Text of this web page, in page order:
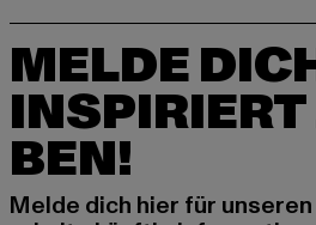
MELDE
BEN!
Melde dich hier für